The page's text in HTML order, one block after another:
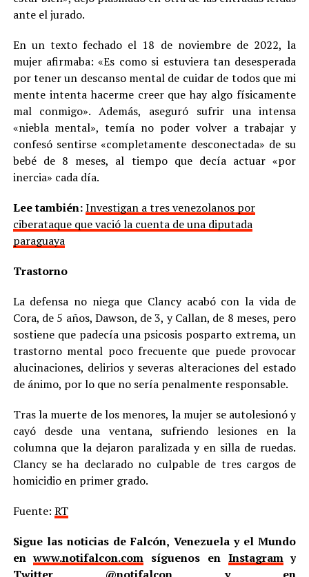
ante el jurado.
En un texto fechado el 18 de noviembre de 2022, la
mujer afirmaba: «Es como si estuviera tan desesperada
por tener un descanso mental de cuidar de todos que mi
mente intenta hacerme creer que hay algo físicamente
mal conmigo». Además, aseguró sufrir una intensa
«niebla mental», temía no poder volver a trabajar y
confesó sentirse «completamente desconectada» de su
bebé de 8 meses, al tiempo que decía actuar «por
inercia» cada día.
Lee también:Investigan a tres venezolanos por
ciberataque que vació la cuenta de una diputada
paraguaya
Trastorno
La defensa no niega que Clancy acabó con la vida de
Cora, de 5 años, Dawson, de 3, y Callan, de 8 meses, pero
sostiene que padecía una psicosis posparto extrema, un
trastorno mental poco frecuente que puede provocar
alucinaciones, delirios y severas alteraciones del estado
de ánimo, por lo que no sería penalmente responsable.
Tras la muerte de los menores, la mujer se autolesionó y
cayó desde una ventana, sufriendo lesiones en la
columna que la dejaron paralizada y en silla de ruedas.
Clancy se ha declarado no culpable de tres cargos de
homicidio en primer grado.
Fuente: RT
Sigue las noticias de Falcón, Venezuela y el Mundo
enwww.notifalcon.com síguenos en Instagramy